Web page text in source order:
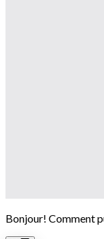
Bonjour! Comment